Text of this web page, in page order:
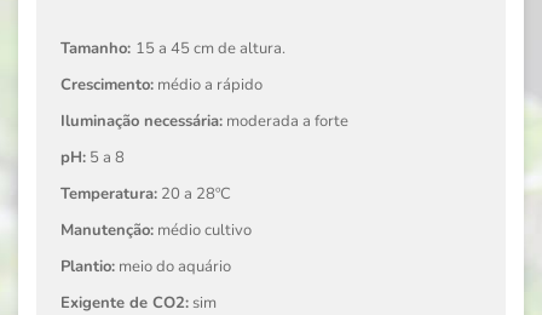
Tamanho: 15 a 45 cm de altura.
Crescimento: médio a rápido
Iluminação necessária: moderada a forte
pH: 5 a 8
Temperatura: 20 a 28ºC
Manutenção: médio cultivo
Plantio: meio do aquário
Exigente de CO2: sim